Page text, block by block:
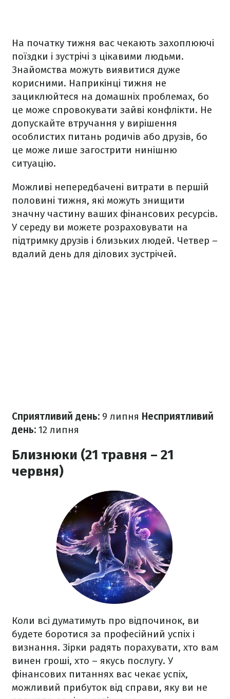
На початку тижня вас чекають захоплюючі
поїздки і зустрічі з цікавими людьми.
Знайомства можуть виявитися дуже
корисними. Наприкінці тижня не
зациклюйтеся на домашніх проблемах, бо
це може спровокувати зайві конфлікти. Не
допускайте втручання у вирішення
особлистих питань родичів або друзів, бо
це може лише загострити нинішню
ситуацію.
Можливі непередбачені витрати в першій
половині тижня, які можуть знищити
значну частину ваших фінансових ресурсів.
У середу ви можете розраховувати на
підтримку друзів і близьких людей. Четвер –
вдалий день для ділових зустрічей.
Сприятливий день: 9 липня Несприятливий
день: 12 липня
Близнюки (21 травня – 21
червня)
Коли всі думатимуть про відпочинок, ви
будете боротися за професійний успіх і
визнання. Зірки радять порахувати, хто вам
винен гроші, хто – якусь послугу. У
фінансових питаннях вас чекає успіх,
можливий прибуток від справи, яку ви не